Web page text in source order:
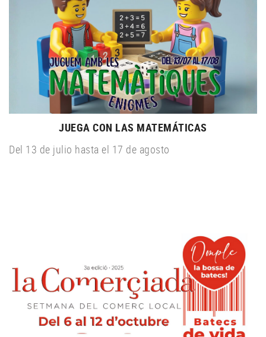
JUEGA CON LAS MATEMÁTICAS
Del 13 de julio hasta el 17 de agosto